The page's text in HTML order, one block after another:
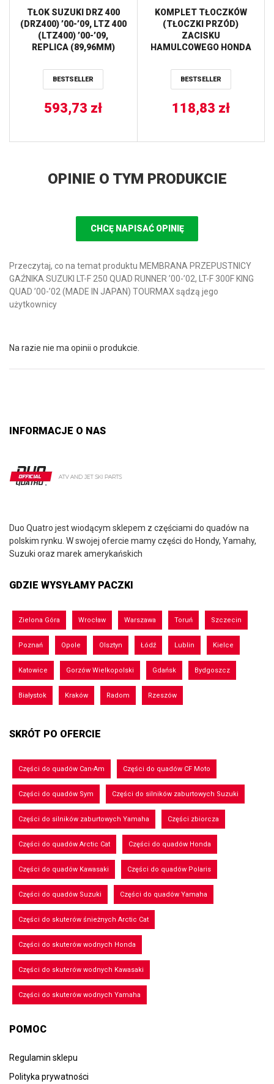
TŁOK SUZUKI DRZ 400
(DRZ400) ’00-’09, LTZ 400
(LTZ400) ’00-’09,
REPLICA (89,96MM)
590390000001 X 1 KPL.)
VERTEX
BESTSELLER
593,73 zł
KOMPLET TŁOCZKÓW
(TŁOCZKI PRZÓD)
ZACISKU
HAMULCOWEGO HONDA
TRX 250R ’86-’89, XL 600R
’83-’87, KAWASAKI KLF
400 Bayou ’93-’99, KVF
650 ’06-’13, KVF 750
Quad Master Aut ALL
BESTSELLER
118,83 zł
OPINIE O TYM PRODUKCIE
CHCĘ NAPISAĆ OPINIĘ
Przeczytaj, co na temat produktu MEMBRANA PRZEPUSTNICY
GAŹNIKA SUZUKI LT-F 250 QUAD RUNNER ’00-’02, LT-F 300F KING
QUAD ’00-’02 (MADE IN JAPAN) TOURMAX sądzą jego
użytkownicy
Na razie nie ma opinii o produkcie.
INFORMACJE O NAS
Duo Quatro jest wiodącym sklepem z częściami do quadów na
polskim rynku. W swojej ofercie mamy części do Hondy, Yamahy,
Suzuki oraz marek amerykańskich
GDZIE WYSYŁAMY PACZKI
Zielona Góra Wrocław Warszawa Toruń Szczecin
Poznań Opole Olsztyn Łódź Lublin Kielce
Katowice Gorzów Wielkopolski Gdańsk Bydgoszcz
Białystok Kraków Radom Rzeszów
SKRÓT PO OFERCIE
Części do quadów Can-Am Części do quadów CF Moto
Części do quadów Sym Części do silników zaburtowych Suzuki
Części do silników zaburtowych Yamaha Części zbiorcza
Części do quadów Arctic Cat Części do quadów Honda
Części do quadów Kawasaki Części do quadów Polaris
Części do quadów Suzuki Części do quadów Yamaha
Części do skuterów śnieżnych Arctic Cat
Części do skuterów wodnych Honda
Części do skuterów wodnych Kawasaki
Części do skuterów wodnych Yamaha
POMOC
Regulamin sklepu
Polityka prywatności